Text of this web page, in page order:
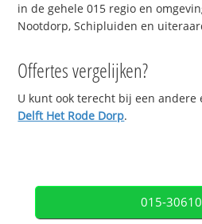
in de gehele 015 regio en
Nootdorp, Schipluiden en
Offertes vergelijken?
U kunt ook terecht bij een andere
Delft Het Rode Dorp.
015-